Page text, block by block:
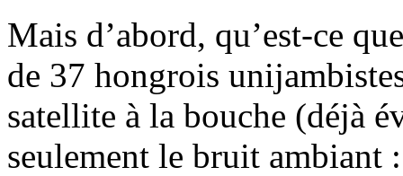
Mais d’abord, qu’est-ce
de 37 hongrois
satellite à la bouche (déjà
seulement le bruit ambiant :